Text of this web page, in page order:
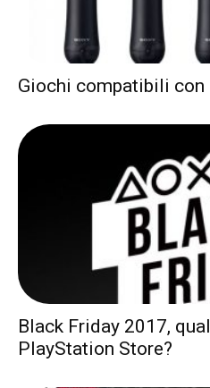
Giochi compatibili
Black Friday 2017,
PlayStation Store?